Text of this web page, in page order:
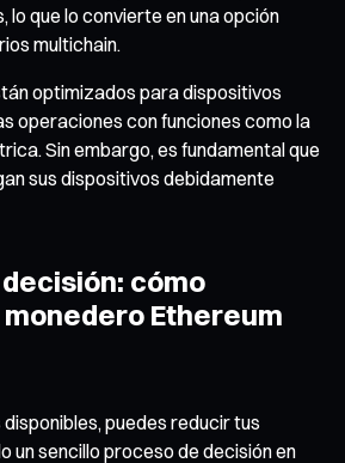
lo que lo convierte en una opción
multichain.
optimizados para dispositivos
operaciones con funciones como la
Sin embargo, es fundamental que
sus dispositivos debidamente
cómo
Ethereum
puedes reducir tus
un sencillo proceso de decisión en